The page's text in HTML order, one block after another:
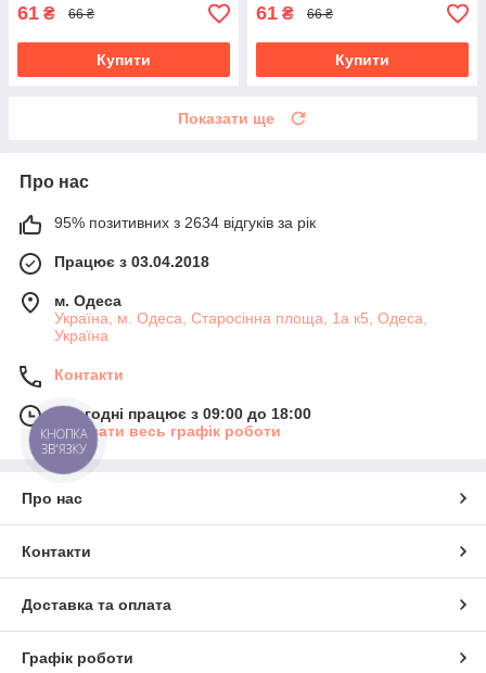
61 ₴ 66 ₴
Купити
61 ₴ 66 ₴
Купити
Показати ще
Про нас
95% позитивних з 2634 відгуків за рік
Працює з 03.04.2018
м. Одеса
Україна, м. Одеса, Старосінна площа, 1а к5, Одеса,
Україна
Контакти
Сьогодні працює з 09:00 до 18:00
Показати весь графік роботи
Про нас
Контакти
Доставка та оплата
Графік роботи
КНОПКА
ЗВ'ЯЗКУ